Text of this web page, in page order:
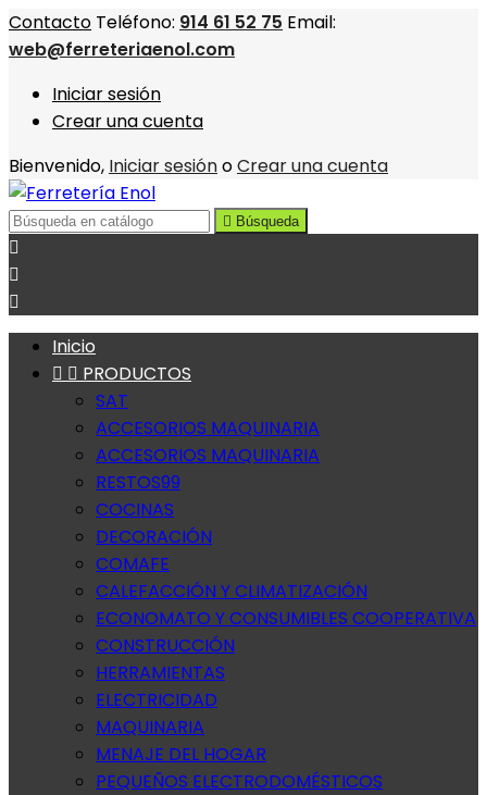
Contacto Teléfono: 914 61 52 75 Email:
web@ferreteriaenol.com
Iniciar sesión
Crear una cuenta
Bienvenido, Iniciar sesiónoCrear una cuenta
 Búsqueda



Inicio
  PRODUCTOS
SAT
ACCESORIOS MAQUINARIA
ACCESORIOS MAQUINARIA
RESTOS99
COCINAS
DECORACIÓN
COMAFE
CALEFACCIÓN Y CLIMATIZACIÓN
ECONOMATO Y CONSUMIBLES COOPERATIVA
CONSTRUCCIÓN
HERRAMIENTAS
ELECTRICIDAD
MAQUINARIA
MENAJE DEL HOGAR
PEQUEÑOS ELECTRODOMÉSTICOS